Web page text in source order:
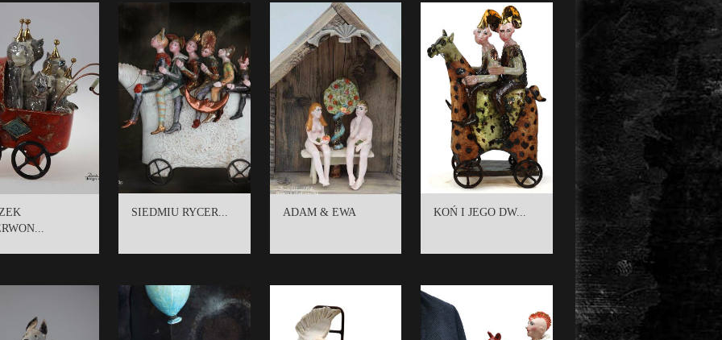
SIEDMIU RYCER... ADAM & EWA KOŃ I JEGO DW...